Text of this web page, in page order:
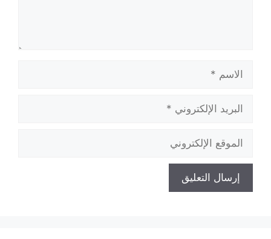
الإلكتروني
الإلكتروني